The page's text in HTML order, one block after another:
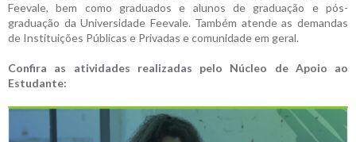
Feevale, bem como graduados e alunos de graduação e pós-
graduação da Universidade Feevale. Também atende as demandas
de Instituições Públicas e Privadas e comunidade em geral.
Confira as atividades realizadas pelo Núcleo de Apoio ao
Estudante: